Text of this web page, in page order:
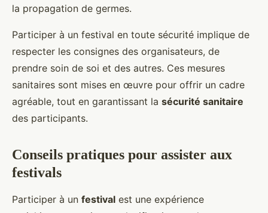
la propagation de germes.
Participer à un festival en toute sécurité implique de
respecter les consignes des organisateurs, de
prendre soin de soi et des autres. Ces mesures
sanitaires sont mises en œuvre pour offrir un cadre
agréable, tout en garantissant la sécurité sanitaire
des participants.
Conseils pratiques pour assister aux
festivals
Participer à un festival est une expérience